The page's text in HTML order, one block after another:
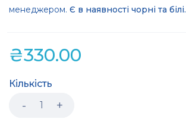
менеджером. Є в наявності чорні та білі.
₴330.00
Кількість